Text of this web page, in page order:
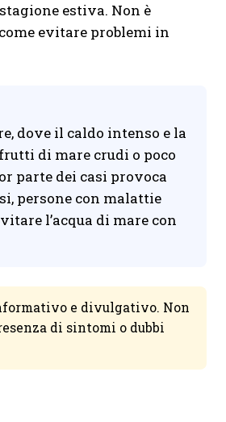
estiva. Non è
evitare problemi in
dove il caldo intenso e la
di mare crudi o poco
parte dei casi provoca
persone con malattie
l’acqua di mare con
e divulgativo. Non
di sintomi o dubbi